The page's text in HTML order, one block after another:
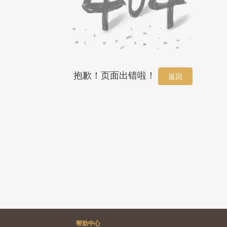
抱歉！页面出错啦！ 返回
帮助中心